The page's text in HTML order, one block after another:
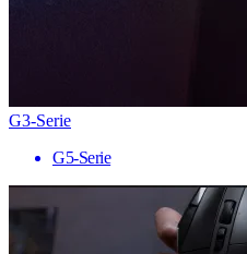
G3-Serie
G5-Serie